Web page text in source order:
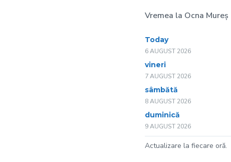
Vremea la Ocna Mureș
Today
6 AUGUST 2026
vineri
7 AUGUST 2026
sâmbătă
8 AUGUST 2026
duminică
9 AUGUST 2026
Actualizare la fiecare oră.